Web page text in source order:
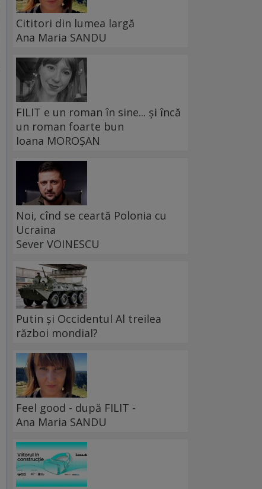
Cititori din lumea largă
Ana Maria SANDU
FILIT e un roman în sine... și încă
un roman foarte bun
Ioana MOROȘAN
Noi, cînd se ceartă Polonia cu
Ucraina
Sever VOINESCU
Putin și Occidentul Al treilea
război mondial?
Feel good - după FILIT -
Ana Maria SANDU